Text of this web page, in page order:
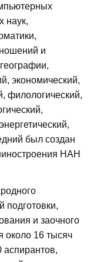
наук,
и
экономический,
филологический,
был создан
НАН
подготовки,
и заочного
около 16 тысяч
аспирантов,